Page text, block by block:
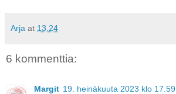
Arja at 13.24
6 kommenttia:
Margit 19. heinäkuuta 2023 klo 17.59